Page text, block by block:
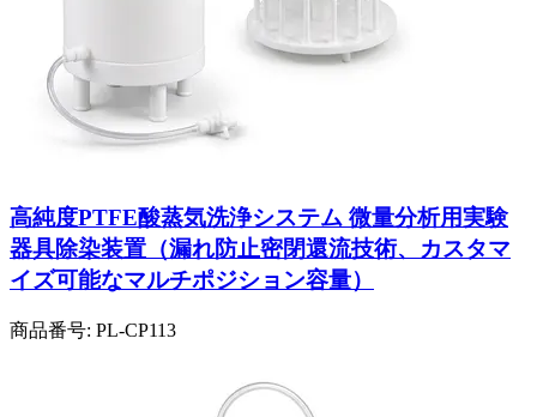
高純度PTFE酸蒸気洗浄システム 微量分析用実験
器具除染装置（漏れ防止密閉還流技術、カスタマ
イズ可能なマルチポジション容量）
商品番号: PL-CP113